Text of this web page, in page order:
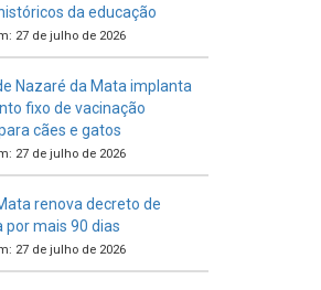
da educação
27 de julho de 2026
Nazaré da Mata implanta
fixo de vacinação
cães e gatos
27 de julho de 2026
renova decreto de
por mais 90 dias
27 de julho de 2026